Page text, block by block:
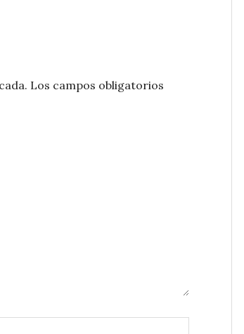
Los campos obligatorios